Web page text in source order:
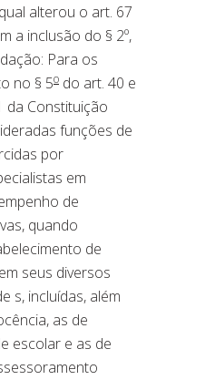
alterou o art. 67
a inclusão do § 2º,
Para os
no § 5o do art. 40 e
da Constituição
funções de
por
em
de
quando
de
seus diversos
s, incluídas, além
as de
escolar e as de